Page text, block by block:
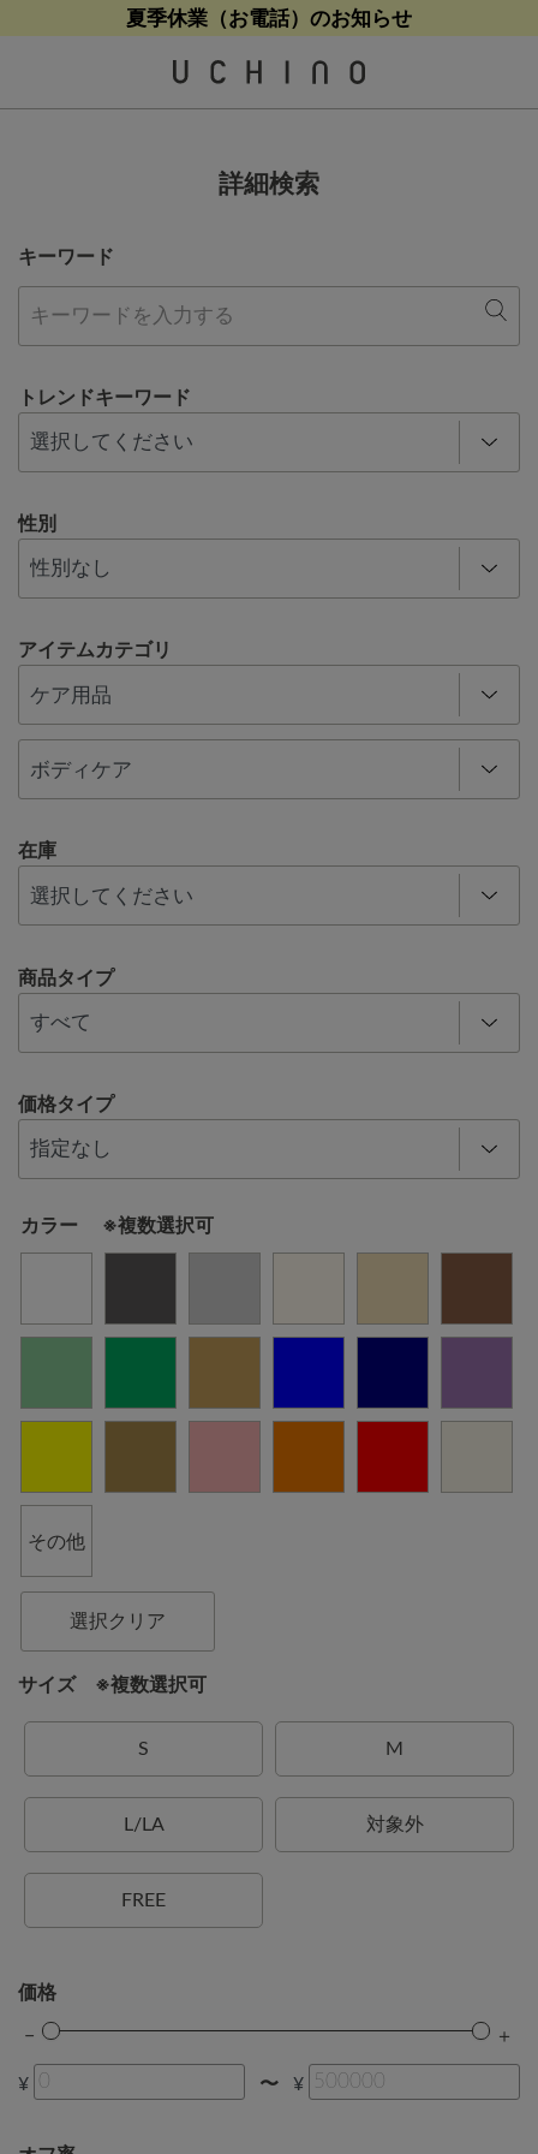
夏季休業（お電話）のお知らせ
熊本地震等の影響によるお荷物配送について
夏季休業（お電話）のお知らせ
詳細検索
キーワード
トレンドキーワード
性別
アイテムカテゴリ
在庫
商品タイプ
価格タイプ
カラー ※複数選択可
その他
選択クリア
サイズ ※複数選択可
S M
L/LA 対象外
FREE
価格
¥ 〜 ¥